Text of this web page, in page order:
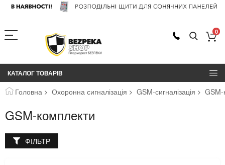
0
КАТАЛОГ ТОВАРІВ
Головна Охоронна сигналізація GSM-сигналізація GSM-
GSM-комплекти
ФІЛЬТР